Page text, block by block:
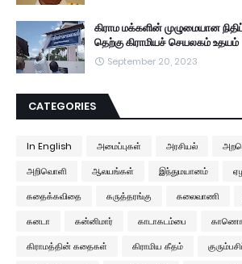
கிராம மக்களின் முழுமையான
தெற்கு கிராமியச் செயலகம் உதயம்
September 20, 2023
CATEGORIES
In English அமைப்புகள் அரசியல்
அறிவொளி
ஆலயங்கள் இந்துமயானம்
கதைக்கவிதை
கருத்தரங்கு கலைவாணி
கனடா
கன்னிமார் காடாகடம்பை
கிராமத்தின் கதைகள்
கிராமிய கீதம்